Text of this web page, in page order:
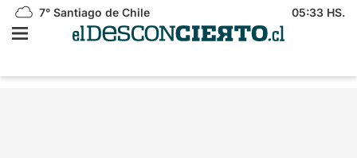
7° Santiago de Chile 05:33 HS.